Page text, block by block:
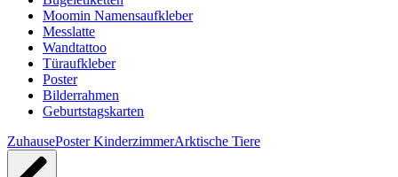
Moomin Namensaufkleber
Messlatte
Wandtattoo
Türaufkleber
Poster
Bilderrahmen
Geburtstagskarten
ZuhausePoster KinderzimmerArktische Tiere